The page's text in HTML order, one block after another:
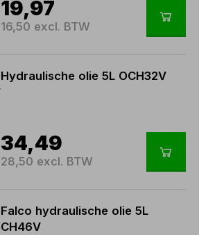
19,97
16,50 excl. BTW
Hydraulische olie 5L OCH32V
34,49
28,50 excl. BTW
Falco hydraulische olie 5L
CH46V